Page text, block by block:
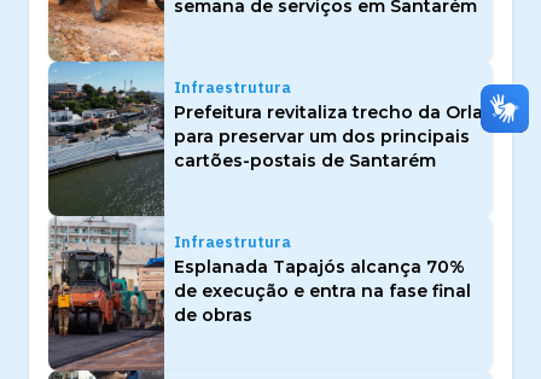
semana de serviços em Santarém
Infraestrutura
Prefeitura revitaliza trecho da Orla
para preservar um dos principais
cartões-postais de Santarém
Infraestrutura
Esplanada Tapajós alcança 70%
de execução e entra na fase final
de obras